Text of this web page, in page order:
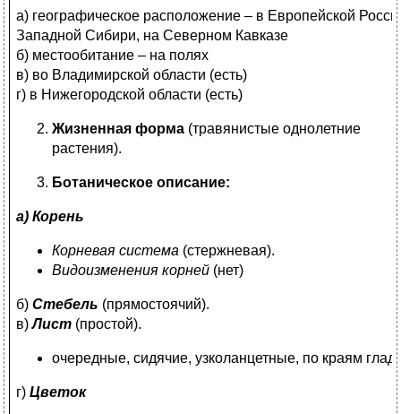
а) географическое расположение – в Европейской
Западной Сибири, на Северном Кавказе
б) местообитание – на полях
в) во Владимирской области (есть)
г) в Нижегородской области (есть)
Жизненная форма (травянистые однолетние
растения).
Ботаническое описание:
а) Корень
Корневая система (стержневая).
Видоизменения корней (нет)
б) Стебель (прямостоячий).
в)Лист (простой).
очередные, сидячие, узколанцетные, по краям
г) Цветок